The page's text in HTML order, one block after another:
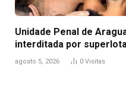
Unidade Penal de
interditada por
agosto 5, 2026 0 Visitas